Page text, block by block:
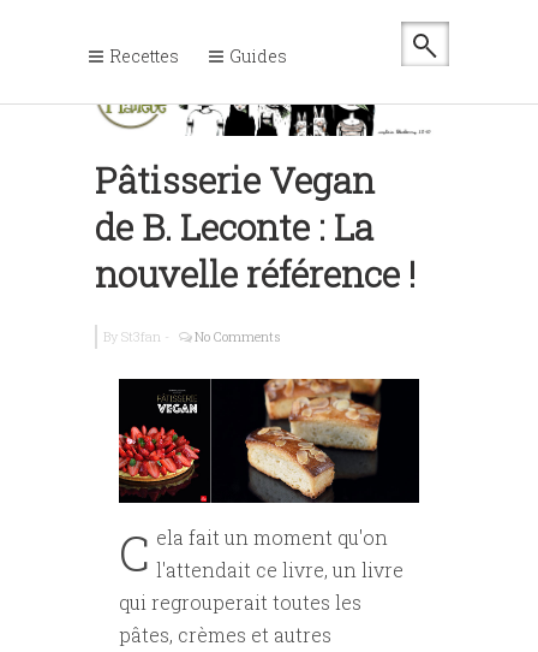
Recettes Guides
Pâtisserie Vegan
de B. Leconte : La
nouvelle référence !
By St3fan - No Comments
C ela fait un moment qu'on
l'attendait ce livre, un livre
qui regrouperait toutes les
pâtes, crèmes et autres